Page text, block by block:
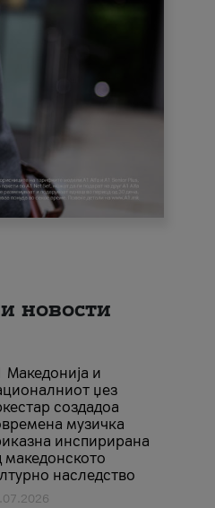
новости
Македонија и
џез
создадоа
музичка
инспирирана
македонското
наследство